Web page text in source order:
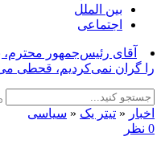
بین الملل
اجتماعی
آقای رئیس‌جمهور محترم،
را گران نمی‌کردیم، قحطی
اخبار « تیتر یک « سیاسی
0 نظر